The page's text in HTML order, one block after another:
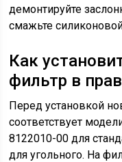
демонтируйте
смажьте
Как
фильтр в
Перед установкой
соответствует
8122010-00 для
для угольного. На